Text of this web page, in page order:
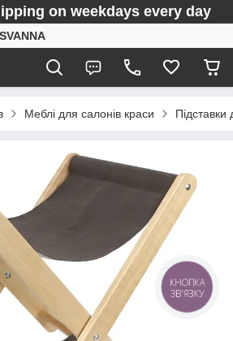
on weekdays every day
Меблі для салонів краси Підставки
КНОПКА
ЗВ'ЯЗКУ